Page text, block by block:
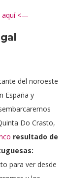
aquí <—
del noroeste
España y
Do Crasto,
resultado de
para ver desde